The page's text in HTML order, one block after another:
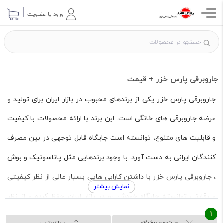
ورود یا عضویت
جاروبرقی پارس خزر + قیمت
جاروبرقی پارس خزر یکی از برندهای محبوب در بازار ایران برای تولید و
عرضه جاروبرقی های خانگی است. این برند با ارائه محصولات با کیفیت
و قابلیت های متنوع، توانسته است جایگاه قابل توجهی در بین مصرف
کنندگان ایرانی به دست آورد. با وجود برندهایی مثل پاناسونیک و بوش
، جاروبرقی پارس خزر با داشتن کارایی هایی بسیار عالی از نظر کیفیتی
و رقابتی توانسته جایگاه خودش رو در بازار ایران حفظ کرده و از نظر
کیفتی به نقطه بسیار عالی برسد. از نظر قیمتی و قدرت موتور و شکل
نمایش بیشتر
1